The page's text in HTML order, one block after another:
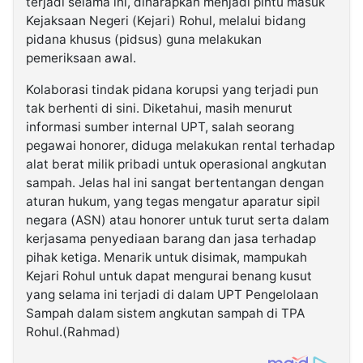
Kejaksaan Negeri (Kejari) Rohul, melalui bidang
pidana khusus (pidsus) guna melakukan
pemeriksaan awal.
Kolaborasi tindak pidana korupsi yang terjadi pun
tak berhenti di sini. Diketahui, masih menurut
informasi sumber internal UPT, salah seorang
pegawai honorer, diduga melakukan rental terhadap
alat berat milik pribadi untuk operasional angkutan
sampah. Jelas hal ini sangat bertentangan dengan
aturan hukum, yang tegas mengatur aparatur sipil
negara (ASN) atau honorer untuk turut serta dalam
kerjasama penyediaan barang dan jasa terhadap
pihak ketiga. Menarik untuk disimak, mampukah
Kejari Rohul untuk dapat mengurai benang kusut
yang selama ini terjadi di dalam UPT Pengelolaan
Sampah dalam sistem angkutan sampah di TPA
Rohul.(Rahmad)